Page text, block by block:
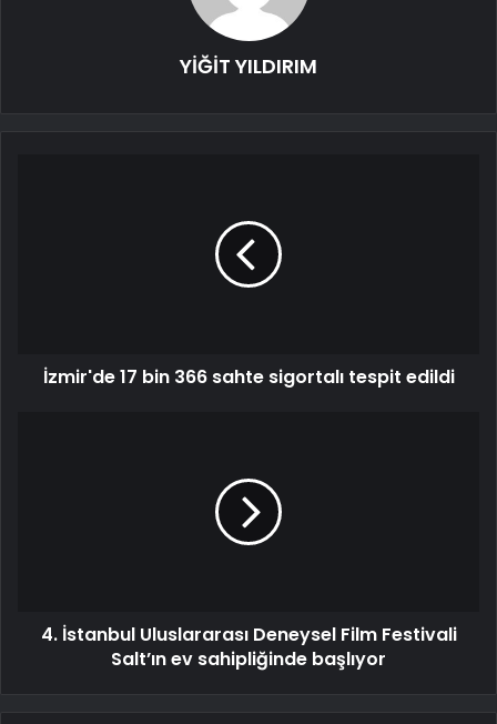
YİĞİT YILDIRIM
İzmir'de 17 bin 366 sahte sigortalı tespit edildi
4. İstanbul Uluslararası Deneysel Film Festivali
Salt’ın ev sahipliğinde başlıyor